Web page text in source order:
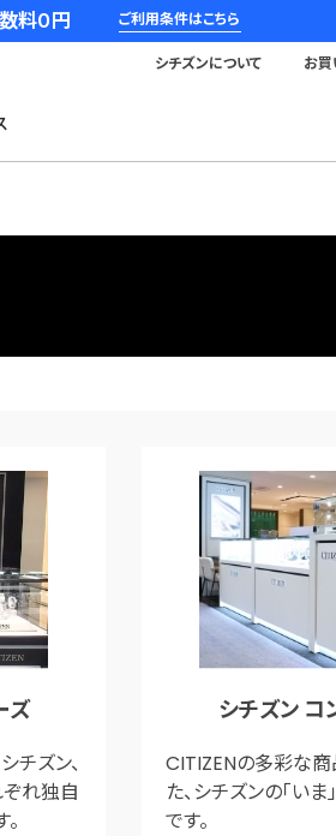
料０円 ご利用条件はこちら
シチズンについて お買
ズ
チズン、
ぞれ独自
シチズン コ
CITIZENの多彩な
た、シチズンの「い
です。